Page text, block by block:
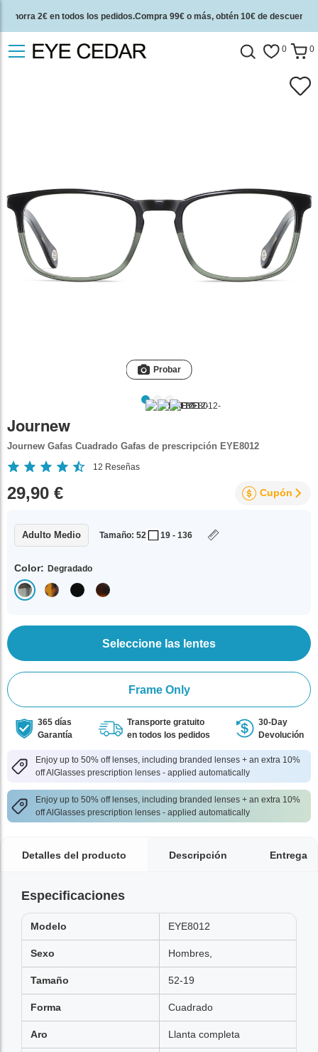
Ahorra 2€ en todos los pedidos.Compra 99€ o más, obtén 10€ de descuento.
2 años de garantía de calidad y 30 días de garantía de devolución del dinero.
0 0
Probar
Journew
Journew Gafas Cuadrado Gafas de prescripción EYE8012
12 Reseñas
29,90 € Cupón
Adulto Medio Tamaño: 52 19 - 136
Color: Degradado
Seleccione las lentes
Frame Only
365 días
Garantía
Transporte gratuito
en todos los pedidos
30-Day
Devolución
Enjoy up to 50% off lenses, including branded lenses + an extra 10%
off AlGlasses prescription lenses - applied automatically
Enjoy up to 50% off lenses, including branded lenses + an extra 10%
off AlGlasses prescription lenses - applied automatically
Detalles del producto Descripción Entrega
Especificaciones
Modelo EYE8012
Sexo Hombres,
Tamaño 52-19
Forma Cuadrado
Aro Llanta completa